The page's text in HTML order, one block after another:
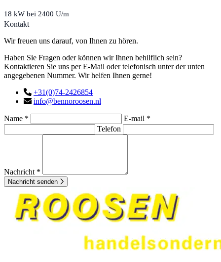
18 kW bei 2400 U/m
Kontakt
Wir freuen uns darauf, von Ihnen zu hören.
Haben Sie Fragen oder können wir Ihnen behilflich sein?
Kontaktieren Sie uns per E-Mail oder telefonisch unter der unten
angegebenen Nummer. Wir helfen Ihnen gerne!
+31(0)74-2426854
info@bennoroosen.nl
Name *
E-mail *
Telefon
Nachricht *
Nachricht senden